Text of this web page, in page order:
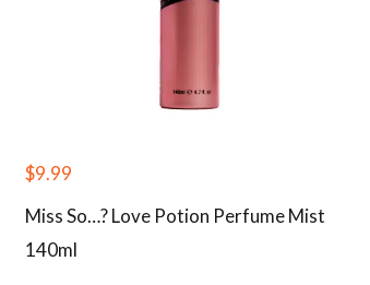
$9.99
Miss So…? Love Potion Perfume Mist
140ml